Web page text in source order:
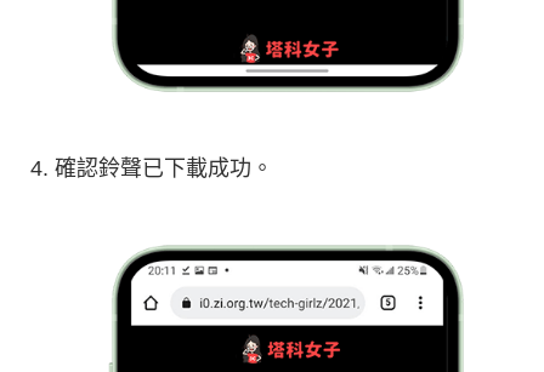
確認鈴聲已下載成功。